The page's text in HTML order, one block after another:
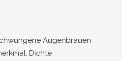
Augenbrauen
Dichte